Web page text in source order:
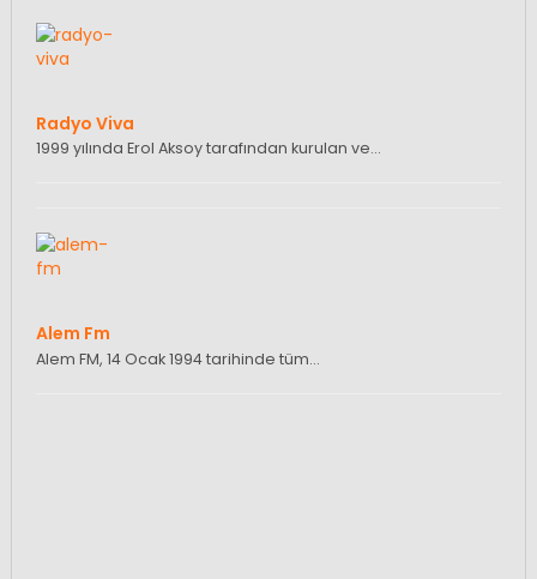
Radyo Viva
1999 yılında Erol Aksoy tarafından kurulan ve…
Alem Fm
Alem FM, 14 Ocak 1994 tarihinde tüm…